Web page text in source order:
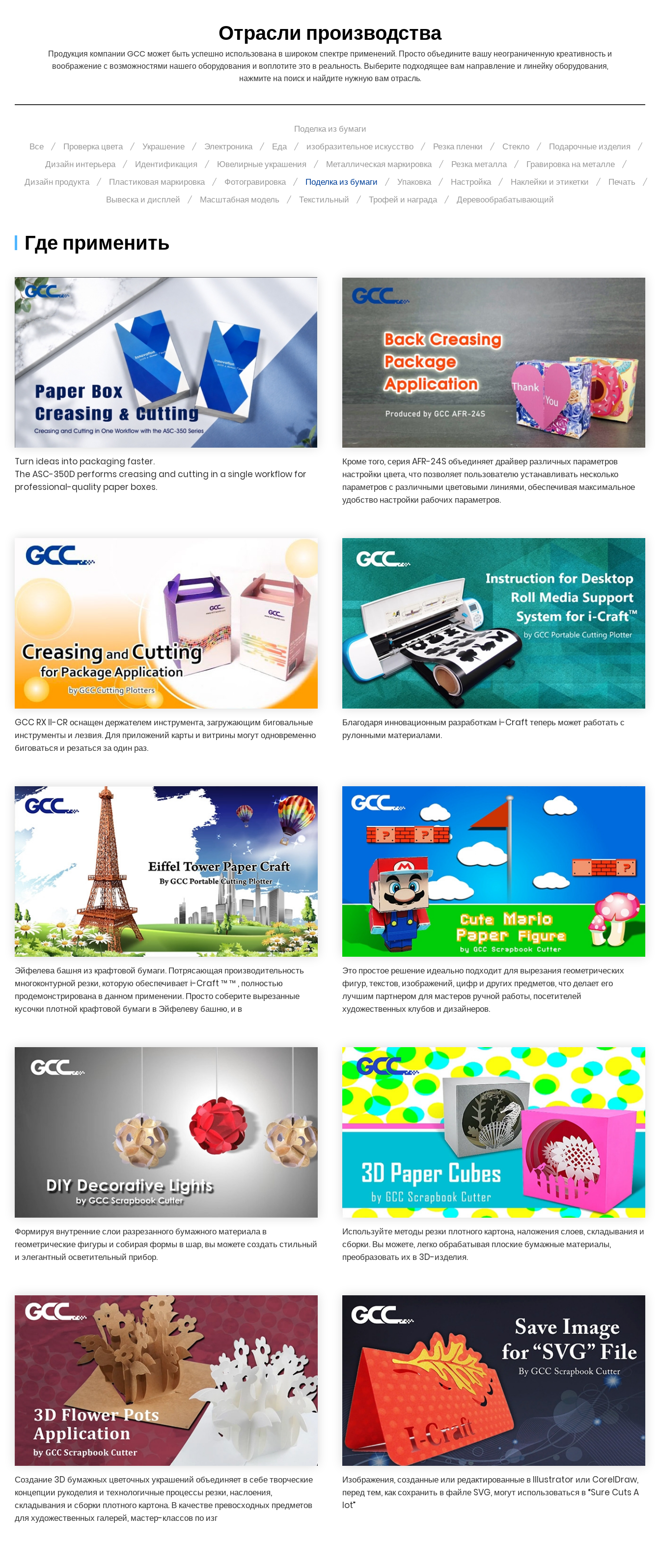
Отрасли производства
Продукция компании GCC может быть успешно использована в широком спектре применений. Просто объедините вашу неограниченную креативность и
воображение с возможностями нашего оборудования и воплотите это в реальность. Выберите подходящее вам направление и линейку оборудования,
нажмите на поиск и найдите нужную вам отрасль.
Поделка из бумаги
Все
Проверка цвета Украшение Электроника Еда изобразительное искусство Резка пленки Стекло
Подарочные изделия
Дизайн интерьера
Идентификация Ювелирные украшения Металлическая маркировка Резка металла
Гравировка на металле
Дизайн продукта
Пластиковая маркировка Фотогравировка Поделка из бумаги Упаковка Настройка Наклейки и этикетки
Печать
Вывеска и дисплей
Масштабная модель Текстильный Трофей и награда Деревообрабатывающий
Где применить
Turn ideas into packaging faster.
The ASC-350D performs creasing and cutting in a single workflow for
professional-quality paper boxes.
Кроме того, серия AFR-24S объединяет драйвер различных параметров
настройки цвета, что позволяет пользователю устанавливать несколько
параметров с различными цветовыми линиями, обеспечивая максимальное
удобство настройки рабочих параметров.
GCC RX II-CR оснащен держателем инструмента, загружающим биговальные
инструменты и лезвия. Для приложений карты и витрины могут одновременно
биговаться и резаться за один раз.
Благодаря инновационным разработкам i-Craft теперь может работать с
рулонными материалами.
Эйфелева башня из крафтовой бумаги. Потрясающая производительность
многоконтурной резки, которую обеспечивает i-Craft ™ ™ , полностью
продемонстрирована в данном применении. Просто соберите вырезанные
кусочки плотной крафтовой бумаги в Эйфелеву башню, и в
Это простое решение идеально подходит для вырезания геометрических
фигур, текстов, изображений, цифр и других предметов, что делает его
лучшим партнером для мастеров ручной работы, посетителей
художественных клубов и дизайнеров.
Формируя внутренние слои разрезанного бумажного материала в
геометрические фигуры и собирая формы в шар, вы можете создать стильный
и элегантный осветительный прибор.
Используйте методы резки плотного картона, наложения слоев, складывания и
сборки. Вы можете, легко обрабатывая плоские бумажные материалы,
преобразовать их в 3D-изделия.
Создание 3D бумажных цветочных украшений объединяет в себе творческие
концепции рукоделия и технологичные процессы резки, наслоения,
складывания и сборки плотного картона. В качестве превосходных предметов
для художественных галерей, мастер-классов по изг
Изображения, созданные или редактированные в Illustrator или CorelDraw,
перед тем, как сохранить в файле SVG, могут использоваться в “Sure Cuts A
lot”